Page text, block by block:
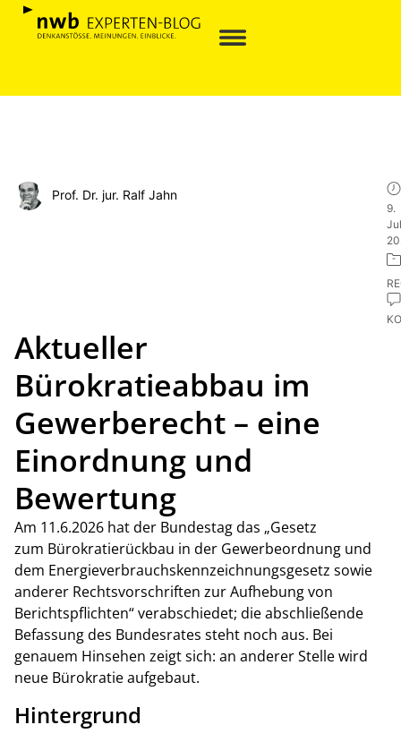
Prof. Dr. jur. Ralf Jahn
9.
Aktueller
Bürokratieabbau im
Gewerberecht – eine
Einordnung und
Bewertung
Am 11.6.2026 hat der Bundestag das „Gesetz
zum Bürokratierückbau in der Gewerbeordnung und
dem Energieverbrauchskennzeichnungsgesetz sowie
anderer Rechtsvorschriften zur Aufhebung von
Berichtspflichten“ verabschiedet; die abschließende
Befassung des Bundesrates steht noch aus. Bei
genauem Hinsehen zeigt sich: an anderer Stelle wird
neue Bürokratie aufgebaut.
Hintergrund